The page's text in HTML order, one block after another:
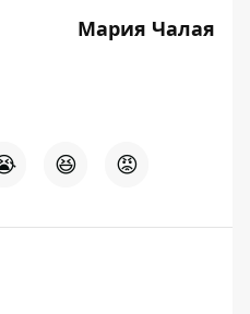
Мария Чалая
😆 😡